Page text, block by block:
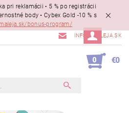
pri reklamácii • 5 % po registrácii
body • Cybex Gold -10 % s
bonus-program/
INFO@MALEJA.SK
0 €0